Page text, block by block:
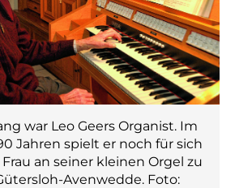
war Leo Geers Organist. Im
Jahren spielt er noch für sich
an seiner kleinen Orgel zu
Avenwedde. Foto: